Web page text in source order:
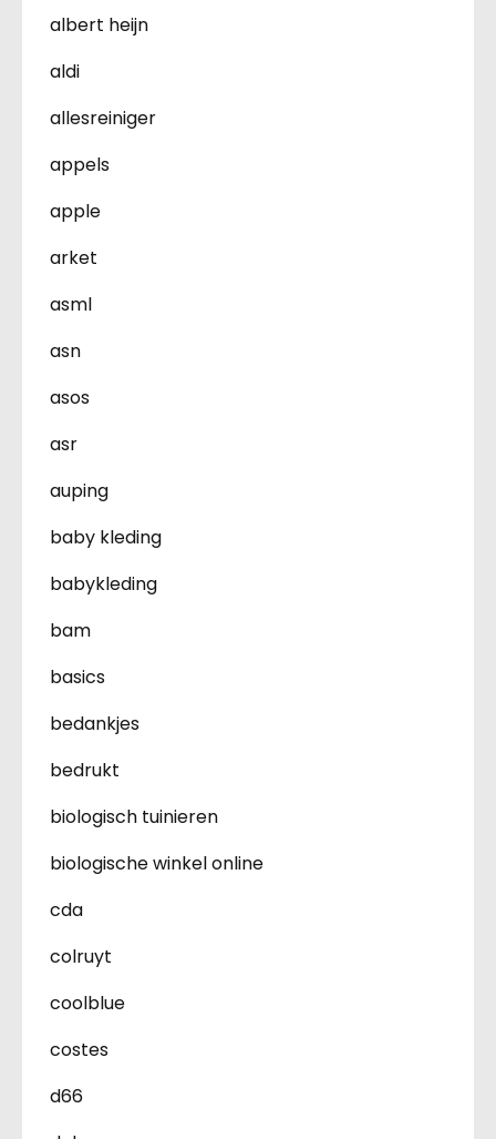
albert heijn
aldi
allesreiniger
appels
apple
arket
asml
asn
asos
asr
auping
baby kleding
babykleding
bam
basics
bedankjes
bedrukt
biologisch tuinieren
biologische winkel online
cda
colruyt
coolblue
costes
d66